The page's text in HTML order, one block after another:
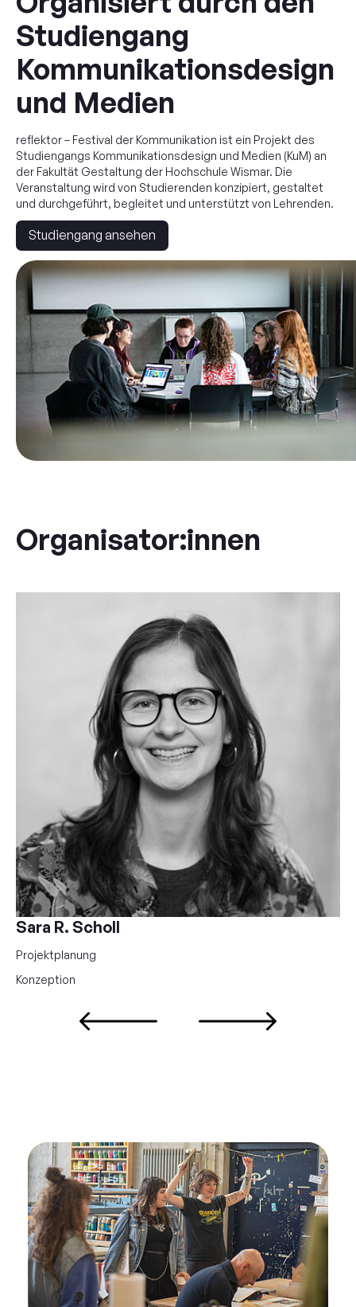
Studiengang
Kommunikationsdesign
und Medien
reflektor – Festival der Kommunikation ist ein Projekt des
Studiengangs Kommunikationsdesign und Medien (KuM) an
der Fakultät Gestaltung der Hochschule Wismar. Die
Veranstaltung wird von Studierenden konzipiert, gestaltet
und durchgeführt, begleitet und unterstützt von Lehrenden.
Studiengang ansehen
Organisator:innen
Sara R. Scholl
Projektplanung
Konzeption